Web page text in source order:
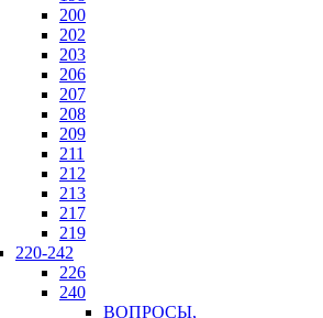
200
202
203
206
207
208
209
211
212
213
217
219
220-242
226
240
ВОПРОСЫ,